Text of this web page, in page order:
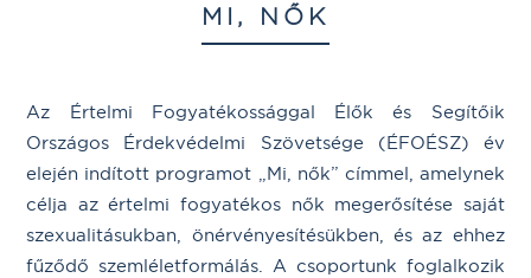
MI, NŐK
Az Értelmi Fogyatékossággal Élők és Segítőik
Országos Érdekvédelmi Szövetsége (ÉFOÉSZ) év
elején indított programot „Mi, nők” címmel, amelynek
célja az értelmi fogyatékos nők megerősítése saját
szexualitásukban, önérvényesítésükben, és az ehhez
fűződő szemléletformálás. A csoportunk foglalkozik